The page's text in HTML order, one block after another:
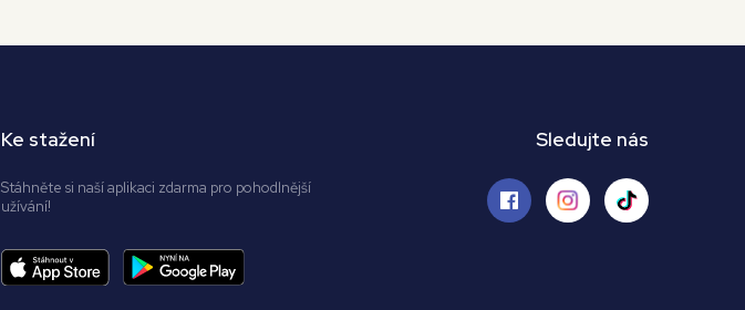
Ke stažení
Stáhněte si naší aplikaci zdarma pro pohodlnější
užívání!
Sledujte nás